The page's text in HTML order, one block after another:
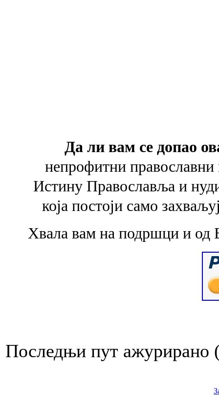
Да ли вам се допао
непрофитни православни
Истину Православља и
која постоји само
Хвала вам на подршци и од
Последњи пут ажурирано